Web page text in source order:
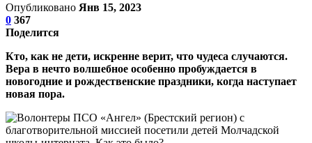
Опубликовано Янв 15, 2023
0 367
Поделится
Кто, как не дети, искренне верит, что чудеса случаются.
Вера в нечто волшебное особенно пробуждается в
новогодние и рождественские праздники, когда наступает
новая пора.